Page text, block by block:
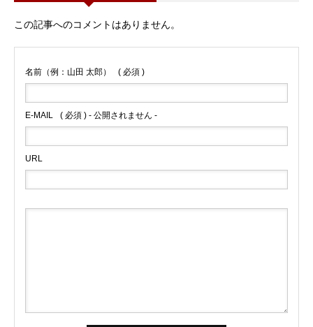
この記事へのコメントはありません。
名前（例：山田 太郎） ( 必須 )
E-MAIL ( 必須 ) - 公開されません -
URL